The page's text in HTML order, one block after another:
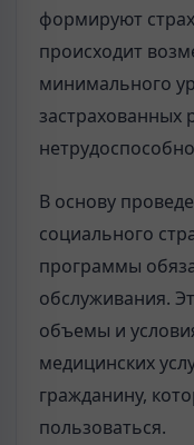
формируют
происходит
минимального
застрахованных
В основу
социального
программы
обслуживания.
объемы и
медицинских
гражданину,
пользоваться.